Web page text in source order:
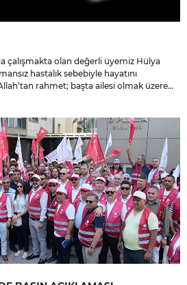
çalışmakta olan değerli üyemiz Hülya
hastalık sebebiyle hayatını
rahmet; başta ailesi olmak üzere